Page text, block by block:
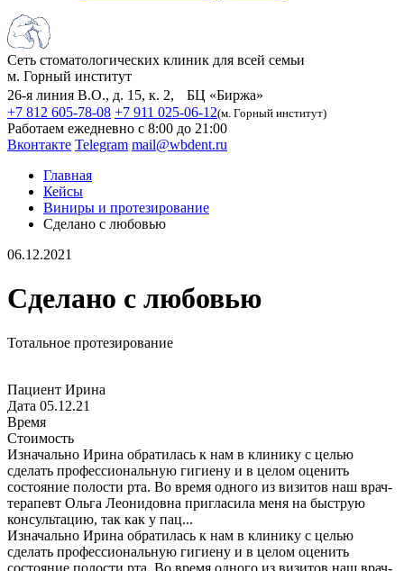
Сеть стоматологических клиник для всей семьи
м. Горный институт
26-я линия В.О., д. 15, к. 2, БЦ «Биржа»
+7 812 605-78-08 +7 911 025-06-12(м. Горный институт)
Работаем ежедневно с 8:00 до 21:00
Вконтакте Telegram mail@wbdent.ru
Главная
Кейсы
Виниры и протезирование
Сделано с любовью
06.12.2021
Сделано с любовью
Тотальное протезирование
Пациент Ирина
Дата 05.12.21
Время
Стоимость
Изначально Ирина обратилась к нам в клинику с целью
сделать профессиональную гигиену и в целом оценить
состояние полости рта. Во время одного из визитов наш врач-
терапевт Ольга Леонидовна пригласила меня на быструю
консультацию, так как у пац...
Изначально Ирина обратилась к нам в клинику с целью
сделать профессиональную гигиену и в целом оценить
состояние полости рта. Во время одного из визитов наш врач-